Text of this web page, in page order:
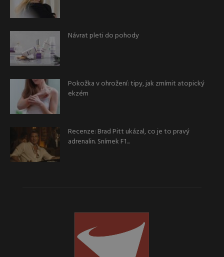
Návrat pleti do pohody
Pokožka v ohrožení: tipy, jak zmírnit atopický
ekzém
Recenze: Brad Pitt ukázal, co je to pravý
adrenalin. Snímek F1...